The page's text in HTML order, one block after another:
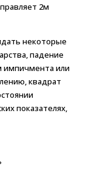
2м
некоторые
падение
импичмента или
квадрат
показателях,